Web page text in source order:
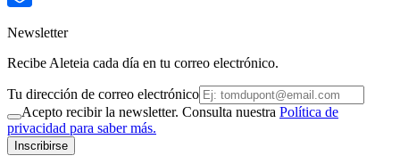
Newsletter
Recibe Aleteia cada día en tu correo electrónico.
Tu dirección de correo electrónico
Acepto recibir la newsletter. Consulta nuestra Política de
privacidad para saber más.
Inscribirse